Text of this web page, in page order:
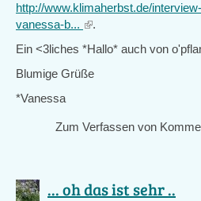
http://www.klimaherbst.de/
vanessa-b... (link
external)
.
Ein <3liches *Hallo* auch von
Blumige Grüße
*Vanessa
Zum Verfassen von
... oh das ist sehr ..